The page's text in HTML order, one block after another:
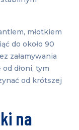
młotkiem
do około 90
załamywania
dłoni, tym
od krótszej
na